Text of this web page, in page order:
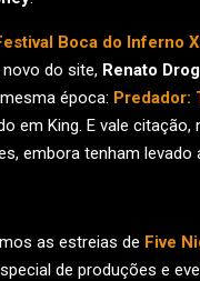
Boca do Inferno
do site, Renato
época: Predador:
em King. E vale citação,
embora tenham levado
as estreias de Five
de produções e